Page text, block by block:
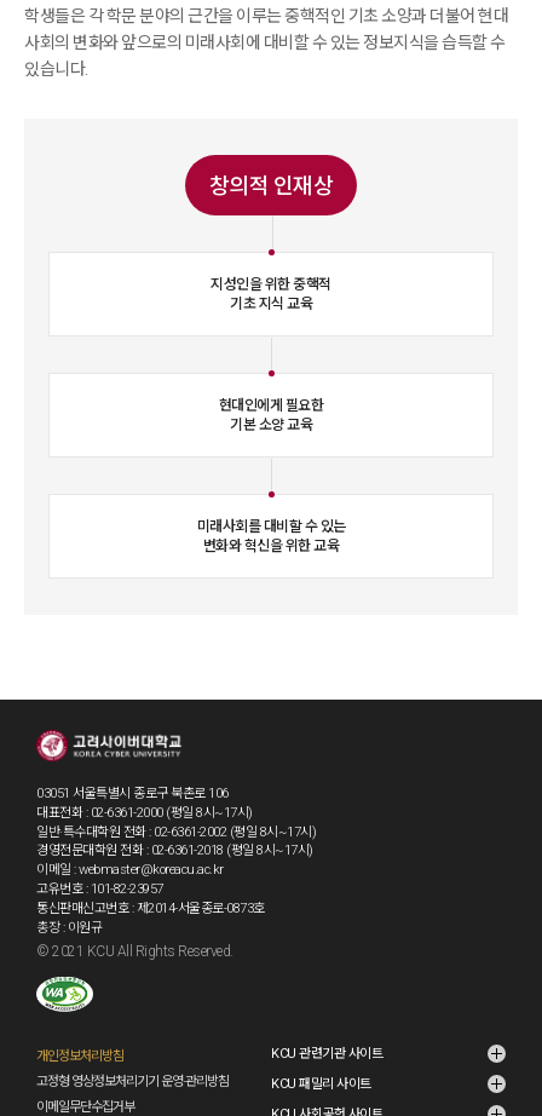
과목을 이수해야하는 필수 요건은 없습니다.
먼저, 대학생활이 처음인 신입생은 ‘대학기초’ 영역의 교과목을
통해 대학에서의 학습 적응을 도모할 수 있습니다. 만약 타계열
그리고 자신의 역량개발 계획과 관심사에 따라 교양과목을 선택
할 수 있습니다. 만약, 창의역량을 강화하고 싶은데, 역사와 문화
다.
이처럼 학습자의 수준, 상황, 관심사에 따라 유연하게 학습 설계
하여 이수할 수 있습니다. 교양과목은 전공수업에서 배우기 어
려운 폭넓은 지식과 시대적 통찰을 제공하여, 삶의 감각과 융합
| 입학을 고민하는 분들께 한 마디
떻게 살아가야 할지 많은 고민이 있을 것으로 생각됩니다.
화정교양학부는 인생의 새로운 전환점에 서 계신 여러분의 든든
한 조력자가 되고자 합니다.
아직도 변화와 도전이 두려워 고민하고 계시다면, 고려사이버대
학생들은 각 학문 분야의 근간을 이루는 중핵적인 기초 소양과 더불어 현대
사회의 변화와 앞으로의 미래사회에 대비할 수 있는 정보지식을 습득할 수
있습니다.
창의적 인재상
지성인을 위한 중핵적
기초 지식 교육
현대인에게 필요한
기본 소양 교육
미래사회를 대비할 수 있는
변화와 혁신을 위한 교육
03051 서울특별시 종로구 북촌로 106
대표전화 : 02-6361-2000 (평일 8시~17시)
일반·특수대학원 전화 : 02-6361-2002 (평일 8시~17시)
경영전문대학원 전화 : 02-6361-2018 (평일 8시~17시)
이메일 : webmaster@koreacu.ac.kr
고유번호 : 101-82-23957
통신판매신고번호 : 제2014-서울종로-0873호
총장 : 이원규
© 2021 KCU All Rights Reserved.
개인정보처리방침
고정형 영상정보처리기기 운영·관리방침
이메일무단수집거부
KCU 관련기관 사이트
KCU 패밀리 사이트